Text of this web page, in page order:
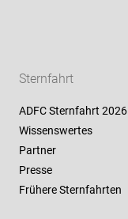
Sternfahrt
ADFC Sternfahrt 2026
Wissenswertes
Partner
Presse
Frühere Sternfahrten